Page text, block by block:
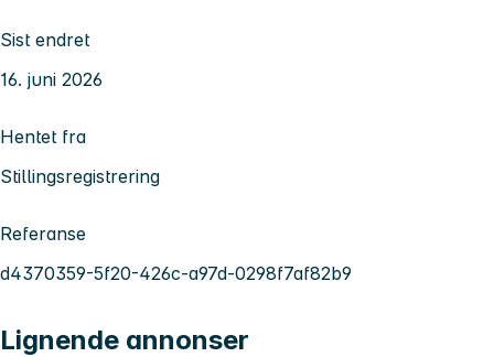
Sist endret
16. juni 2026
Hentet fra
Stillingsregistrering
Referanse
d4370359-5f20-426c-a97d-0298f7af82b9
Lignende annonser